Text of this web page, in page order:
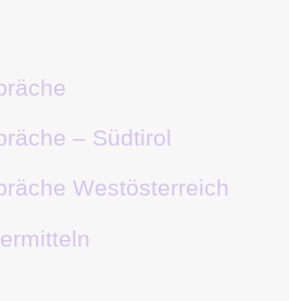
– Südtirol
Westösterreich